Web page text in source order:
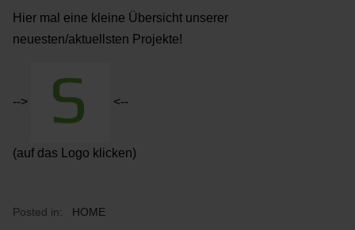
Hier mal eine kleine Übersicht unserer
neuesten/aktuellsten Projekte!
--> <--
(auf das Logo klicken)
Posted in: HOME